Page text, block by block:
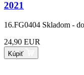
2021
16.FG0404 Skladom -
24,90 EUR
Kúpiť